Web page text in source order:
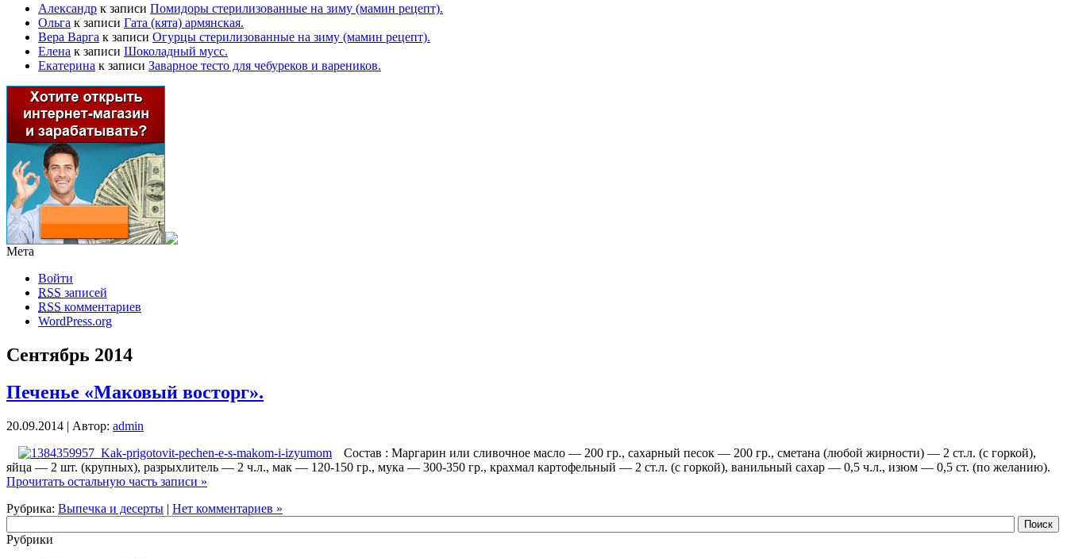
Александр к записи Помидоры стерилизованные на зиму (мамин рецепт).
Ольга к записи Гата (кята) армянская.
Вера Варга к записи Огурцы стерилизованные на зиму (мамин рецепт).
Елена к записи Шоколадный мусс.
Екатерина к записи Заварное тесто для чебуреков и вареников.
Мета
Войти
RSS записей
RSS комментариев
WordPress.org
Сентябрь 2014
Печенье «Маковый восторг».
20.09.2014 | Автор: admin
Состав : Маргарин или сливочное масло — 200 гр., сахарный песок — 200 гр., сметана (любой жирности) — 2 ст.л. (с горкой),
яйца — 2 шт. (крупных), разрыхлитель — 2 ч.л., мак — 120-150 гр., мука — 300-350 гр., крахмал картофельный — 2 ст.л. (с горкой), ванильный сахар — 0,5 ч.л., изюм — 0,5 ст. (по желанию).
Прочитать остальную часть записи »
Рубрика: Выпечка и десерты | Нет комментариев »
Рубрики